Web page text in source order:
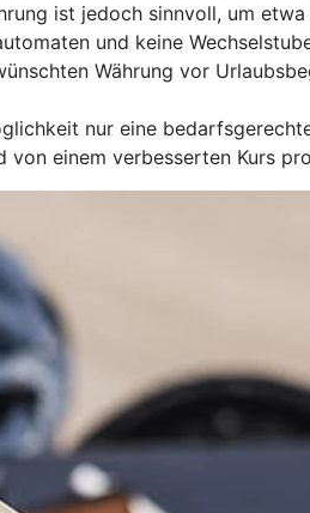
ist jedoch sinnvoll, um
und keine
Währung vor
nur eine
von einem verbesserten Kurs